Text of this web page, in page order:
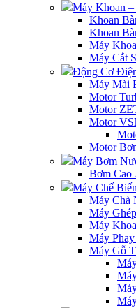
Máy Khoan –
Khoan
Khoan
Máy
Máy Cắt
Động Cơ
Máy Mài
Motor
Motor
Motor
Motor
Máy Bơm
Bơm Cao
Máy Chế
Máy Chà
Máy
Máy
Máy
Máy Gỗ